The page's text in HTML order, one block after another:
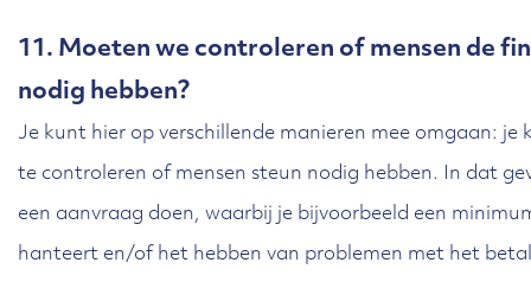
11. Moeten we controleren of mensen de
nodig hebben?
Je kunt hier op verschillende manieren mee omgaan: je
te controleren of mensen steun nodig hebben. In dat
een aanvraag doen, waarbij je bijvoorbeeld een
hanteert en/of het hebben van problemen met het